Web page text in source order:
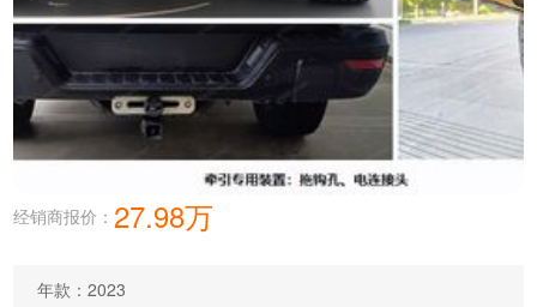
关于我们
经销商报价： 27.98万
年款：2023